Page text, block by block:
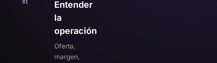
01
Entender
la
operación
Oferta,
margen,